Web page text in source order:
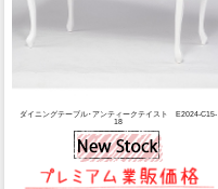
ダイニングテーブル･アンティークテイスト E2024-C15-
18